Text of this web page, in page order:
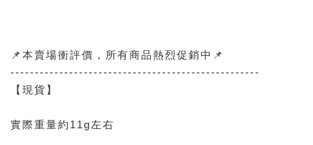
📌本賣場衝評價，所有商品熱烈促銷中📌
---------------------------------------------------
【現貨】
實際重量約11g左右